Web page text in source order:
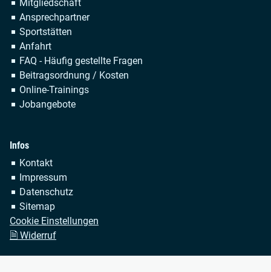
überspringen
Mitgliedschaft
Ansprechpartner
Sportstätten
Anfahrt
FAQ - Häufig gestellte Fragen
Beitragsordnung / Kosten
Online-Trainings
Jobangebote
Infos
Navigation
überspringen
Kontakt
Impressum
Datenschutz
Sitemap
Cookie Einstellungen
🗎 Widerruf